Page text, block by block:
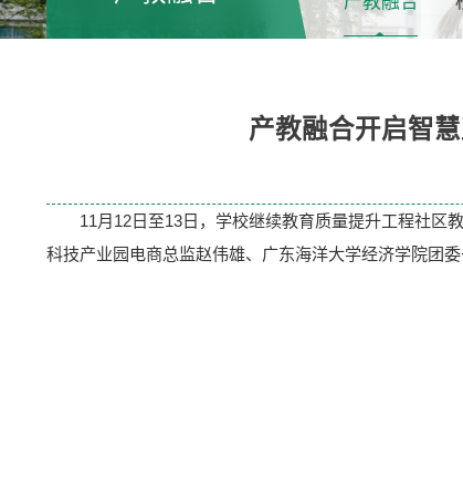
产教融合开启智
11月12日至13日，学校继续教育质量提升工程社区
科技产业园电商总监赵伟雄、广东海洋大学经济学院团委